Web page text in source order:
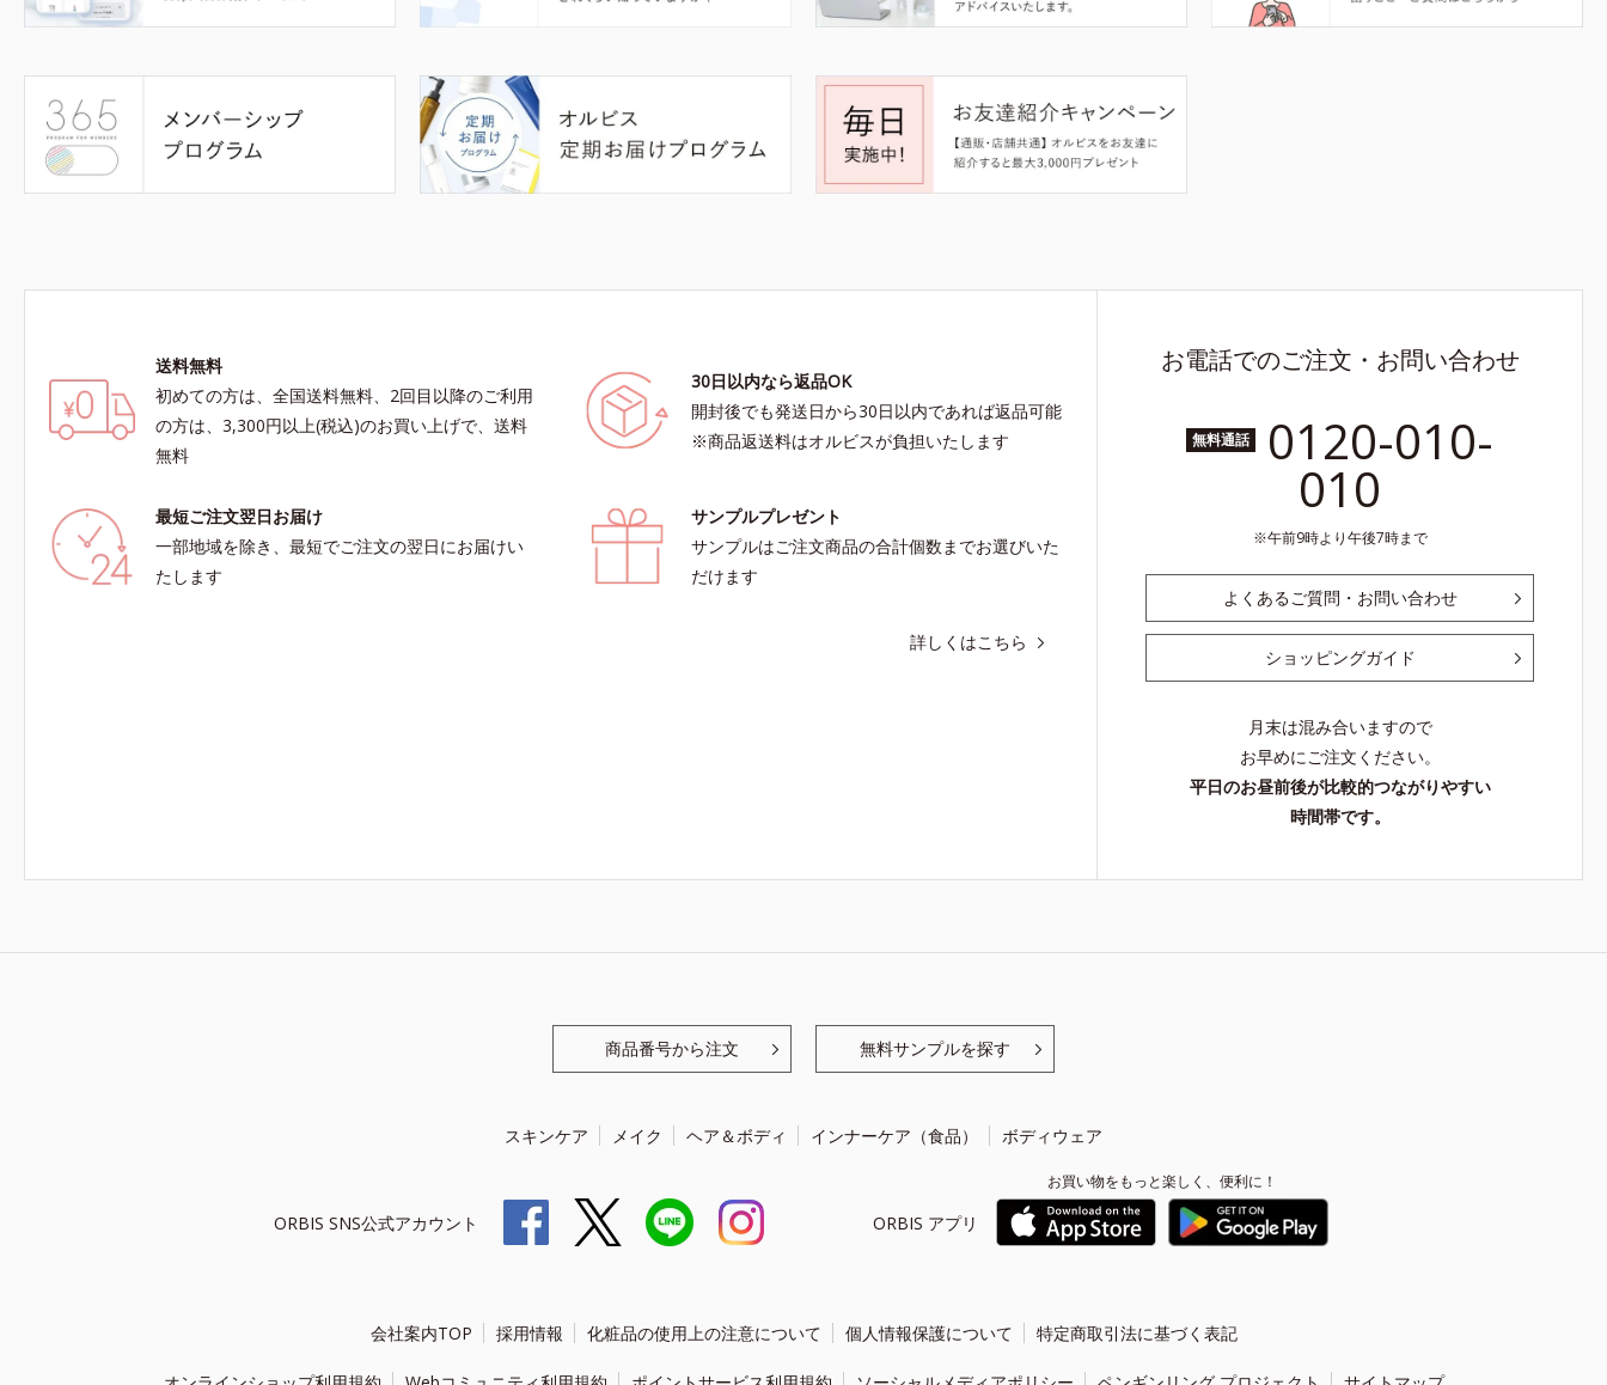
送料無料
初めての方は、全国送料無料、2回目以降のご利用
の方は、3,300円以上(税込)のお買い上げで、送料
無料
30日以内なら返品OK
開封後でも発送日から30日以内であれば返品可能
※商品返送料はオルビスが負担いたします
最短ご注文翌日お届け
一部地域を除き、最短でご注文の翌日にお届けい
たします
サンプルプレゼント
サンプルはご注文商品の合計個数までお選びいた
だけます
詳しくはこちら
お電話でのご注文・お問い合わせ
無料通話 0120-010-
010
午前9時より午後7時まで
よくあるご質問・お問い合わせ
ショッピングガイド
月末は混み合いますので
お早めにご注文ください。
平日のお昼前後が比較的つながりやすい
時間帯です。
商品番号から注文 無料サンプルを探す
スキンケア メイク ヘア＆ボディ インナーケア（食品） ボディウェア
ORBIS SNS公式アカウント ORBIS アプリ
お買い物をもっと楽しく、便利に！
会社案内TOP 採用情報 化粧品の使用上の注意について 個人情報保護について 特定商取引法に基づく表記